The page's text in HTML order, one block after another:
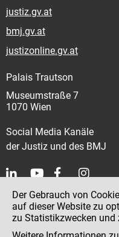
justiz.gv.at
bmj.gv.at
justizonline.gv.at
Palais Trautson
Museumstraße 7
1070 Wien
Social Media Kanäle
der Justiz und des BMJ
Kontakt
Impressum
Der Gebrauch von
auf dieser Website zu
zu Statistikzwecken und